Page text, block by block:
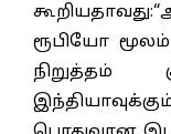
ரூபியோ
நிறுத்தம்